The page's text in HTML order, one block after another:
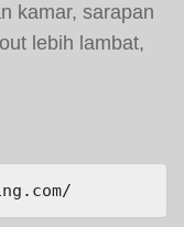
kamar, sarapan
lebih lambat,